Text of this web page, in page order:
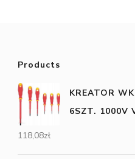
Products
KREATOR
6SZT. 1000V
118,08zł